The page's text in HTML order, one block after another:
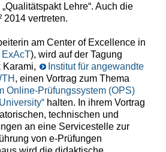
Lehre“. Auch die
2014 vertreten.
am Center of Excellence in
ExAcT), wird auf der Tagung
Karami,
Institut für angewandte
, einen Vortrag zum Thema
Online-Prüfungssystem (OPS)
halten. In ihrem Vortrag
technischen und
an eine Servicestelle zur
von e-Prüfungen